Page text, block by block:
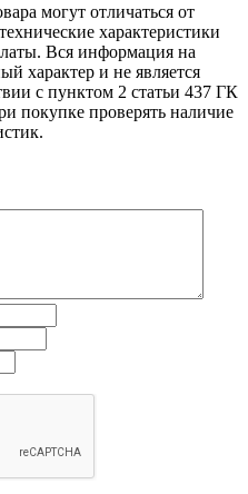
могут отличаться от
характеристики
Вся информация на
характер и не является
с пунктом 2 статьи 437 ГК
покупке проверять наличие